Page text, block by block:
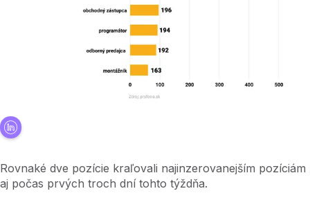
Rovnaké dve pozície kraľovali najinzerovanejším pozíciám
aj počas prvých troch dní tohto týždňa.